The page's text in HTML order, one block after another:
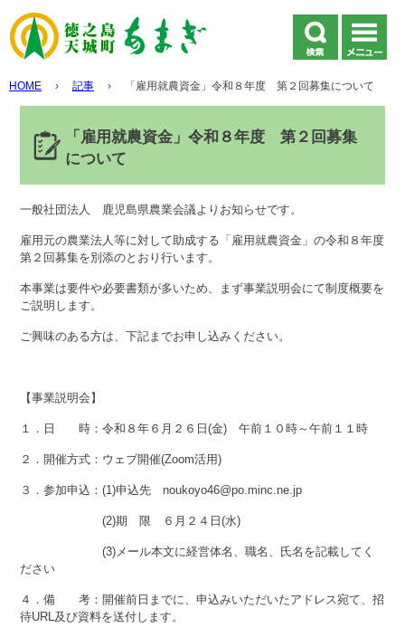
HOME › 記事 › 「雇用就農資金」令和８年度 第２回募集について
「雇用就農資金」令和８年度 第２回募集
について
一般社団法人 鹿児島県農業会議よりお知らせです。
雇用元の農業法人等に対して助成する「雇用就農資金」の令和８年度
第２回募集を別添のとおり行います。
本事業は要件や必要書類が多いため、まず事業説明会にて制度概要を
ご説明します。
ご興味のある方は、下記までお申し込みください。
【事業説明会】
１．日 時：令和８年６月２６日(金) 午前１０時～午前１１時
２．開催方式：ウェブ開催(Zoom活用)
３．参加申込：(1)申込先 noukoyo46@po.minc.ne.jp
(2)期 限 ６月２４日(水)
(3)メール本文に経営体名、職名、氏名を記載してく
ださい
４．備 考：開催前日までに、申込みいただいたアドレス宛て、招
待URL及び資料を送付します。